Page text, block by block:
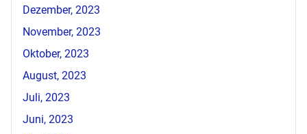
Dezember, 2023
November, 2023
Oktober, 2023
August, 2023
Juli, 2023
Juni, 2023